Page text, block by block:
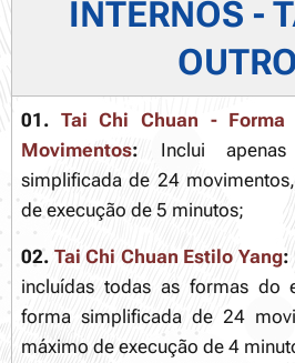
INTERNOS -
01. Tai Chi Chuan -
Movimentos: Inclui
simplificada de 24
de execução de 5 minutos;
02. Tai Chi Chuan Estilo Yang:
incluídas todas as formas do
forma simplificada de 24
máximo de execução de 4